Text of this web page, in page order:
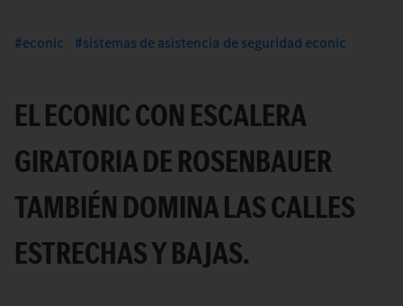
econic sistemas de asistencia de seguridad econic
EL ECONIC CON ESCALERA
GIRATORIA DE ROSENBAUER
TAMBIÉN DOMINA LAS CALLES
ESTRECHAS Y BAJAS.